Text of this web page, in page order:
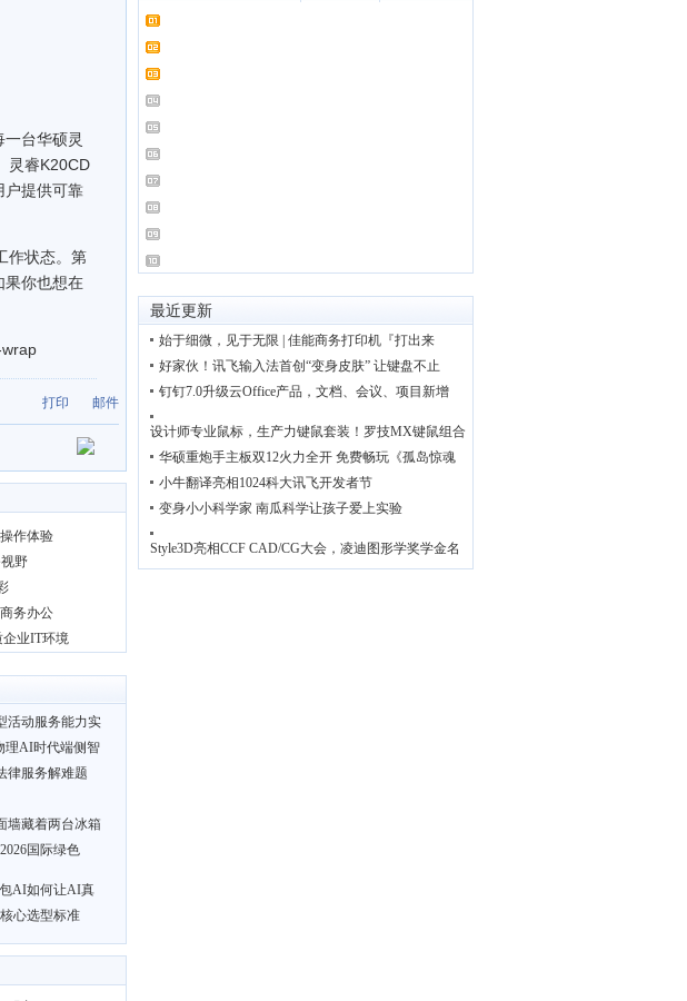
台华硕灵
灵睿K20CD
户提供可靠
作状态。第
你也想在
打印 邮件
作体验
野
务办公
企业IT环境
活动服务能力实
理AI时代端侧智
律服务解难题
墙藏着两台冰箱
国际绿色
AI如何让AI真
心选型标准
财经峰会大奖，
产业带
最近更新
始于细微，见于无限 | 佳能商务打印机『打出来
好家伙！讯飞输入法首创“变身皮肤” 让键盘不止
钉钉7.0升级云Office产品，文档、会议、项目新增
设计师专业鼠标，生产力键鼠套装！罗技MX键鼠组合
华硕重炮手主板双12火力全开 免费畅玩《孤岛惊魂
小牛翻译亮相1024科大讯飞开发者节
变身小小科学家 南瓜科学让孩子爱上实验
Style3D亮相CCF CAD/CG大会，凌迪图形学奖学金名